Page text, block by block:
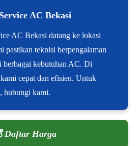
AC Bekasi
AC Bekasi datang ke lokasi
pastikan teknisi berpengalaman
berbagai kebutuhan AC. Di
cepat dan efisien. Untuk
hubungi kami.
Daftar Harga